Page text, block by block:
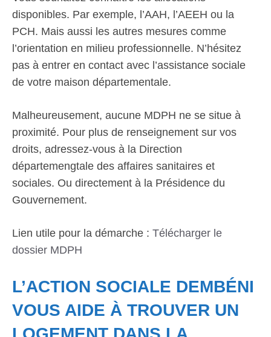
disponibles. Par exemple, l’AAH, l’AEEH ou la
PCH. Mais aussi les autres mesures comme
l’orientation en milieu professionnelle. N’hésitez
pas à entrer en contact avec l’assistance sociale
de votre maison départementale.
Malheureusement, aucune MDPH ne se situe à
proximité. Pour plus de renseignement sur vos
droits, adressez-vous à la Direction
départemengtale des affaires sanitaires et
sociales. Ou directement à la Présidence du
Gouvernement.
Lien utile pour la démarche : Télécharger le
dossier MDPH
L’ACTION SOCIALE DEMBÉNI
VOUS AIDE À TROUVER UN